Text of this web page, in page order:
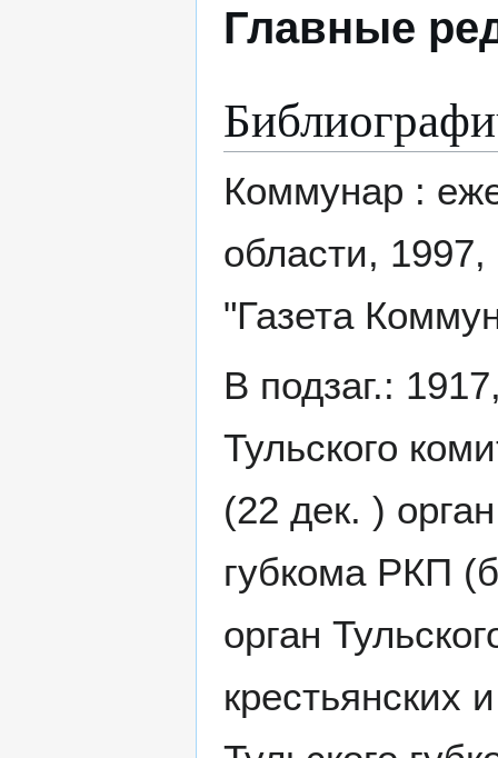
Главные
Коммунар :
области,
"Газета
В подзаг.:
Тульского
(22 дек. )
губкома РКП
орган
крестьянских